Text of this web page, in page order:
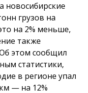
новосибирские
грузов на
на 2% меньше,
также
этом сообщил
статистики,
в регионе упал
— на 12%